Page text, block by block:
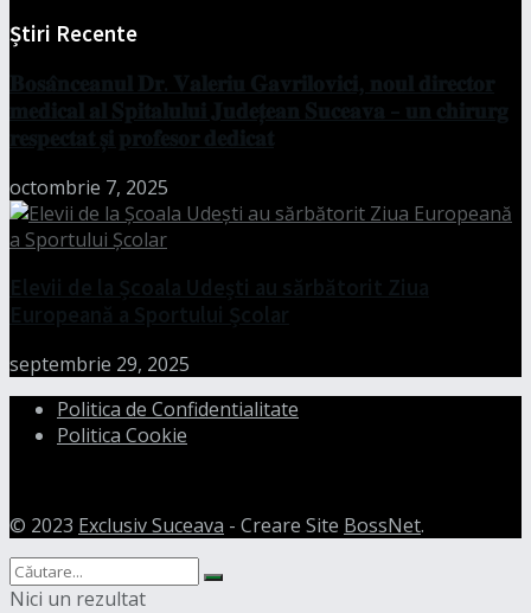
Știri Recente
octombrie 7, 2025
septembrie 29, 2025
Politica de Confidentialitate
Politica Cookie
© 2023 Exclusiv Suceava - Creare Site BossNet.
Nici un rezultat